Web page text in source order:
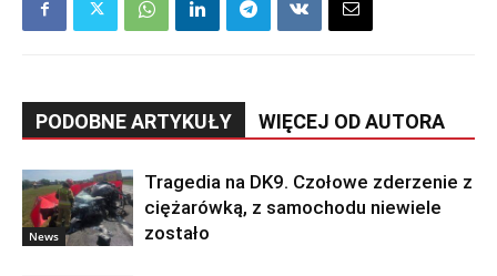
PODOBNE ARTYKUŁY WIĘCEJ OD AUTORA
News
Tragedia na DK9. Czołowe zderzenie z
ciężarówką, z samochodu niewiele
zostało